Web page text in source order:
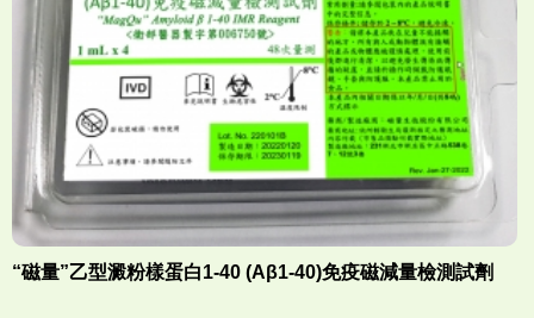
“磁量”乙型澱粉樣蛋白1-40 (Aβ1-40)免疫磁減量檢測試劑